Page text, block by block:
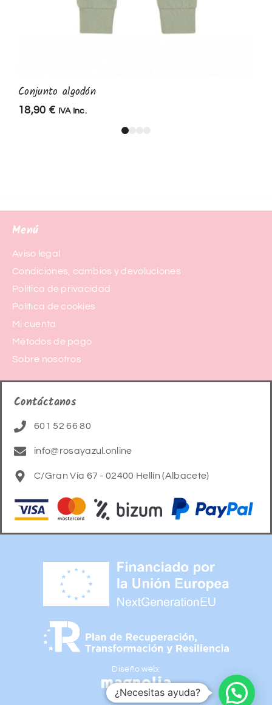
Conjunto algodón
18,90 € IVA Inc.
Menú
Aviso legal
Condiciones, cambios y devoluciones
Política de privacidad
Política de cookies
Mi cuenta
Métodos de pago
Sobre nosotros
Contáctanos
601 52 66 80
info@rosayazul.online
C/Gran Vía 67 - 02400 Hellín (Albacete)
Diseño web:
¿Necesitas ayuda?